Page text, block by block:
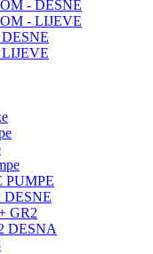
- DESNE
- LIJEVE
PUMPE
DESNE
GR2
DESNA